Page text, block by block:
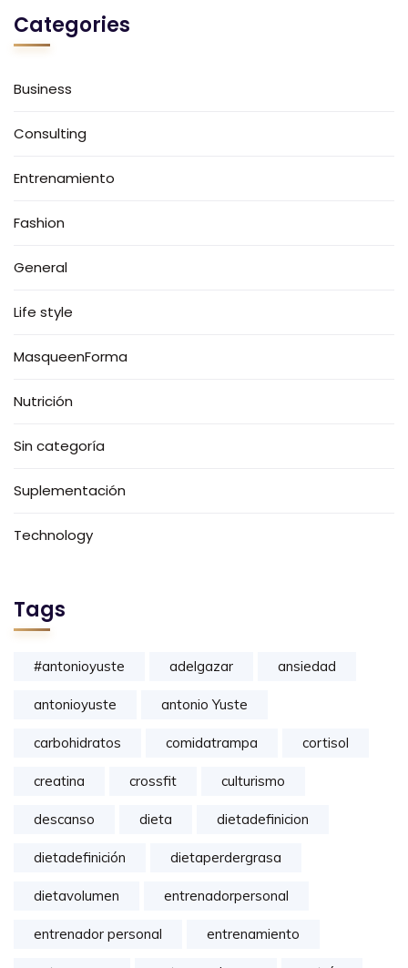
Categories
Business
Consulting
Entrenamiento
Fashion
General
Life style
MasqueenForma
Nutrición
Sin categoría
Suplementación
Technology
Tags
#antonioyuste adelgazar ansiedad
antonioyuste antonio Yuste
carbohidratos comidatrampa cortisol
creatina crossfit culturismo
descanso dieta dietadefinicion
dietadefinición dietaperdergrasa
dietavolumen entrenadorpersonal
entrenador personal entrenamiento